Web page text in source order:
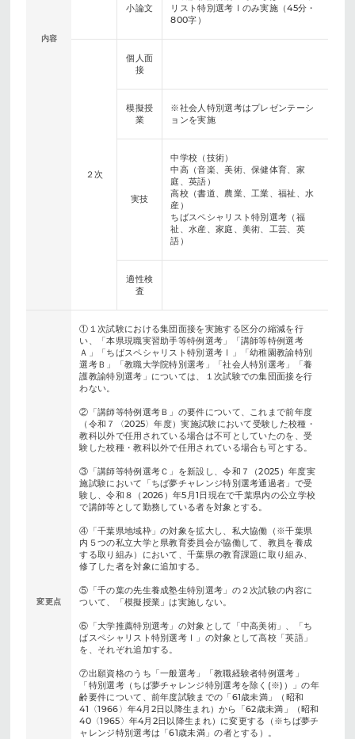
内容
小論文
リスト特別選考Ⅰのみ実施（45分・
800字）
２次
個人面
接
模擬授
業
※社会人特別選考はプレゼンテーシ
ョンを実施
実技
中学校（技術）
中高（音楽、美術、保健体育、家
庭、英語）
高校（書道、農業、工業、福祉、水
産）
ちばスペシャリスト特別選考（福
祉、水産、家庭、美術、工芸、英
語）
適性検
査
変更点
①１次試験における集団面接を実施する区分の縮減を行
い、「本県現職実習助手等特例選考」「講師等特例選考
Ａ」「ちばスペシャリスト特別選考Ⅰ」「幼稚園教諭特別
選考Ｂ」「教職大学院特別選考」「社会人特別選考」「養
護教諭特別選考」については、１次試験での集団面接を行
わない。
②「講師等特例選考Ｂ」の要件について、これまで前年度
（令和７〈2025〉年度）実施試験において受験した校種・
教科以外で任用されている場合は不可としていたのを、受
験した校種・教科以外で任用されている場合も可とする。
③「講師等特例選考Ｃ」を新設し、令和７（2025）年度実
施試験において「ちば夢チャレンジ特別選考通過者」で受
験し、令和８（2026）年5月1日現在で千葉県内の公立学校
で講師等として勤務している者を対象とする。
④「千葉県地域枠」の対象を拡大し、私大協働（※千葉県
内５つの私立大学と県教育委員会が協働して、教員を養成
する取り組み）において、千葉県の教育課題に取り組み、
修了した者を対象に追加する。
⑤「千の葉の先生養成塾生特別選考」の２次試験の内容に
ついて、「模擬授業」は実施しない。
⑥「大学推薦特別選考」の対象として「中高美術」、「ち
ばスペシャリスト特別選考Ⅰ」の対象として高校「英語」
を、それぞれ追加する。
⑦出願資格のうち「一般選考」「教職経験者特例選考」
「特別選考（ちば夢チャレンジ特別選考を除く(※)）」の年
齢要件について、前年度試験までの「61歳未満」（昭和
41〈1966〉年4月2日以降生まれ）から「62歳未満」（昭和
40〈1965〉年4月2日以降生まれ）に変更する（※ちば夢チ
ャレンジ特別選考は「61歳未満」の者とする）。